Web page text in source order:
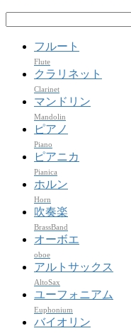
フルート
Flute
クラリネット
Clarinet
マンドリン
Mandolin
ピアノ
Piano
ピアニカ
Pianica
ホルン
Horn
吹奏楽
BrassBand
オーボエ
oboe
アルトサックス
AltoSax
ユーフォニアム
Euphonium
バイオリン